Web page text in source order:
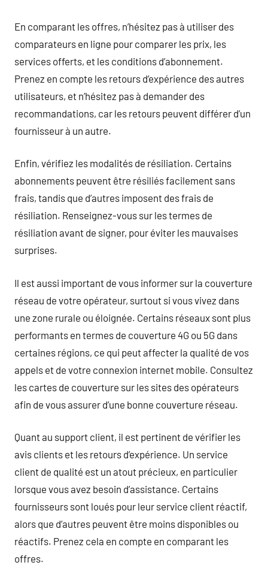
En comparant les offres, n’hésitez pas à utiliser des
comparateurs en ligne pour comparer les prix, les
services offerts, et les conditions d’abonnement.
Prenez en compte les retours d’expérience des autres
utilisateurs, et n’hésitez pas à demander des
recommandations, car les retours peuvent différer d’un
fournisseur à un autre.
Enfin, vérifiez les modalités de résiliation. Certains
abonnements peuvent être résiliés facilement sans
frais, tandis que d’autres imposent des frais de
résiliation. Renseignez-vous sur les termes de
résiliation avant de signer, pour éviter les mauvaises
surprises.
Il est aussi important de vous informer sur la couverture
réseau de votre opérateur, surtout si vous vivez dans
une zone rurale ou éloignée. Certains réseaux sont plus
performants en termes de couverture 4G ou 5G dans
certaines régions, ce qui peut affecter la qualité de vos
appels et de votre connexion internet mobile. Consultez
les cartes de couverture sur les sites des opérateurs
afin de vous assurer d’une bonne couverture réseau.
Quant au support client, il est pertinent de vérifier les
avis clients et les retours d’expérience. Un service
client de qualité est un atout précieux, en particulier
lorsque vous avez besoin d’assistance. Certains
fournisseurs sont loués pour leur service client réactif,
alors que d’autres peuvent être moins disponibles ou
réactifs. Prenez cela en compte en comparant les
offres.